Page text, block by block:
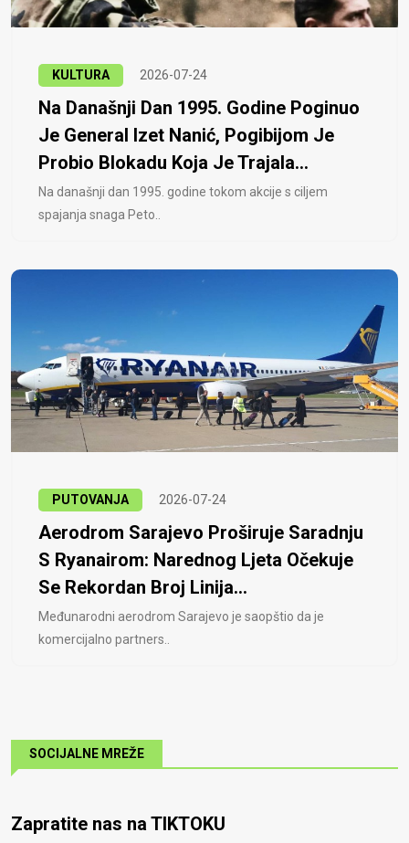
KULTURA 2026-07-24
Na Današnji Dan 1995. Godine Poginuo
Je General Izet Nanić, Pogibijom Je
Probio Blokadu Koja Je Trajala...
Na današnji dan 1995. godine tokom akcije s ciljem
spajanja snaga Peto..
PUTOVANJA 2026-07-24
Aerodrom Sarajevo Proširuje Saradnju
S Ryanairom: Narednog Ljeta Očekuje
Se Rekordan Broj Linija...
Međunarodni aerodrom Sarajevo je saopštio da je
komercijalno partners..
SOCIJALNE MREŽE
Zapratite nas na TIKTOKU